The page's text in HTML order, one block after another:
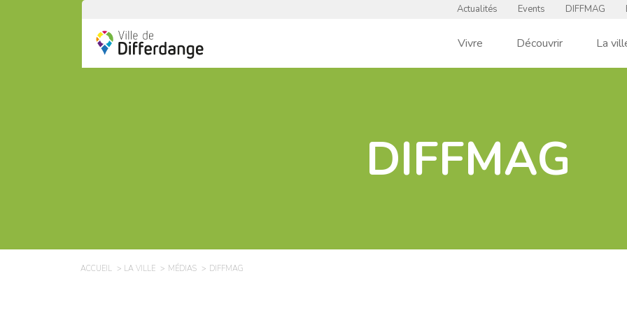
Actualités Events DIFFMAG
Vivre Découvrir La
DIFFMAG
ACCUEIL LA VILLE MÉDIAS DIFFMAG